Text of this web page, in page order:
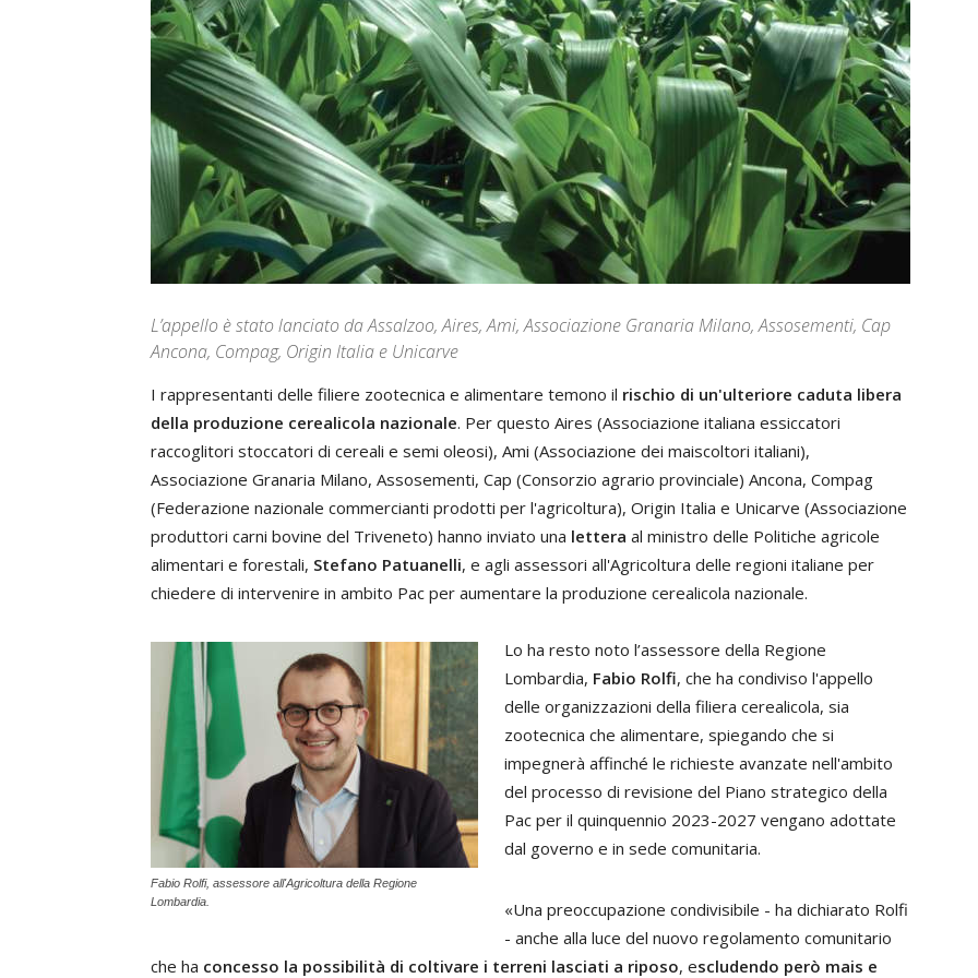
L’appello è stato lanciato da Assalzoo, Aires, Ami, Associazione Granaria Milano, Assosementi, Cap
Ancona, Compag, Origin Italia e Unicarve
I rappresentanti delle filiere zootecnica e alimentare temono il rischio di un'ulteriore caduta libera
della produzione cerealicola nazionale. Per questo Aires (Associazione italiana essiccatori
raccoglitori stoccatori di cereali e semi oleosi), Ami (Associazione dei maiscoltori italiani),
Associazione Granaria Milano, Assosementi, Cap (Consorzio agrario provinciale) Ancona, Compag
(Federazione nazionale commercianti prodotti per l'agricoltura), Origin Italia e Unicarve (Associazione
produttori carni bovine del Triveneto) hanno inviato una lettera al ministro delle Politiche agricole
alimentari e forestali, Stefano Patuanelli, e agli assessori all'Agricoltura delle regioni italiane per
chiedere di intervenire in ambito Pac per aumentare la produzione cerealicola nazionale.
Fabio Rolfi, assessore all'Agricoltura della Regione
Lombardia.
Lo ha resto noto l’assessore della Regione
Lombardia, Fabio Rolfi, che ha condiviso l'appello
delle organizzazioni della filiera cerealicola, sia
zootecnica che alimentare, spiegando che si
impegnerà affinché le richieste avanzate nell'ambito
del processo di revisione del Piano strategico della
Pac per il quinquennio 2023-2027 vengano adottate
dal governo e in sede comunitaria.
«Una preoccupazione condivisibile - ha dichiarato Rolfi
- anche alla luce del nuovo regolamento comunitario
che ha concesso la possibilità di coltivare i terreni lasciati a riposo, escludendo però mais e